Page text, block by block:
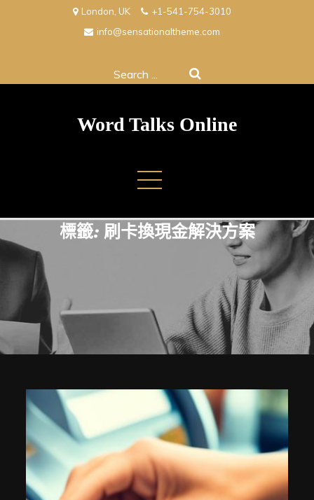
London, UK
+1-541-754-3010
info@sensationaltheme.com
Search
Word Talks Online
標籤: 刷卡換現金解決方案